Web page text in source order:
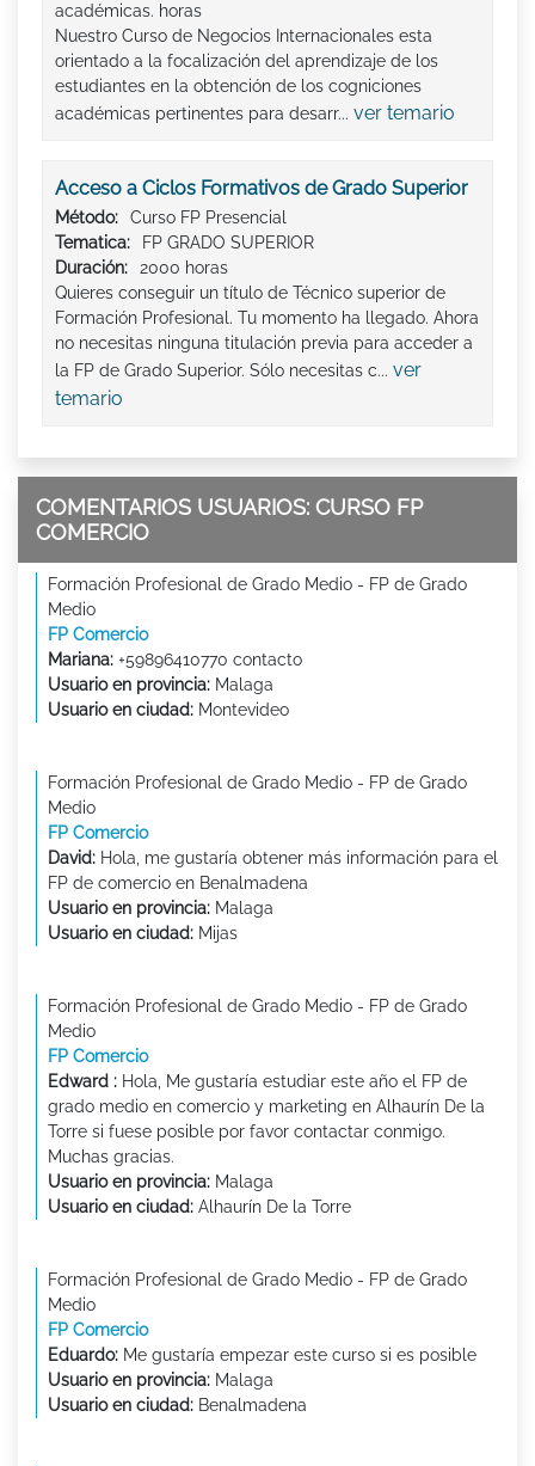
académicas. horas
Nuestro Curso de Negocios Internacionales esta
orientado a la focalización del aprendizaje de los
estudiantes en la obtención de los cogniciones
académicas pertinentes para desarr... ver temario
Acceso a Ciclos Formativos de Grado Superior
Método:
Curso FP Presencial
Tematica:
FP GRADO SUPERIOR
Duración:
2000 horas
Quieres conseguir un título de Técnico superior de
Formación Profesional. Tu momento ha llegado. Ahora
no necesitas ninguna titulación previa para acceder a
la FP de Grado Superior. Sólo necesitas c... ver
temario
COMENTARIOS USUARIOS: CURSO FP
COMERCIO
Formación Profesional de Grado Medio - FP de Grado
Medio
FP Comercio
Mariana: +59896410770 contacto
Usuario en provincia: Malaga
Usuario en ciudad: Montevideo
Formación Profesional de Grado Medio - FP de Grado
Medio
FP Comercio
David: Hola, me gustaría obtener más información para el
FP de comercio en Benalmadena
Usuario en provincia: Malaga
Usuario en ciudad: Mijas
Formación Profesional de Grado Medio - FP de Grado
Medio
FP Comercio
Edward : Hola, Me gustaría estudiar este año el FP de
grado medio en comercio y marketing en Alhaurín De la
Torre si fuese posible por favor contactar conmigo.
Muchas gracias.
Usuario en provincia: Malaga
Usuario en ciudad: Alhaurín De la Torre
Formación Profesional de Grado Medio - FP de Grado
Medio
FP Comercio
Eduardo: Me gustaría empezar este curso si es posible
Usuario en provincia: Malaga
Usuario en ciudad: Benalmadena